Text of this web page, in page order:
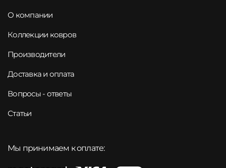
О компании
Коллекции ковров
Производители
Доставка и оплата
Вопросы - ответы
Статьи
Мы принимаем к оплате: